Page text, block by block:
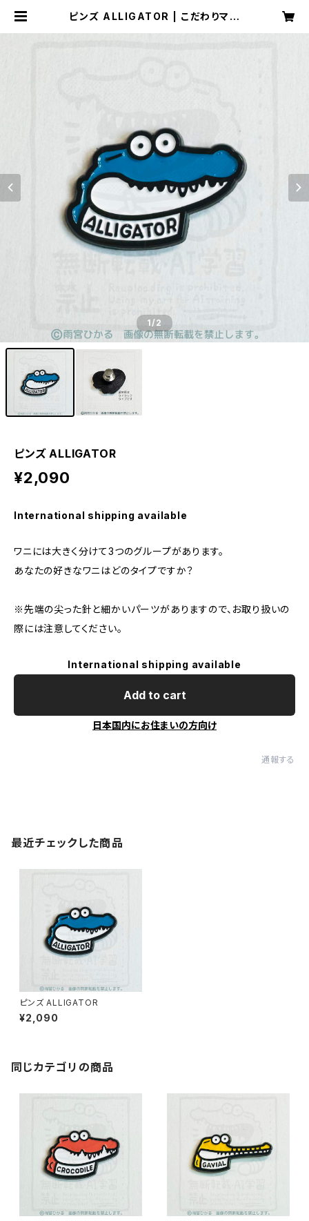
ピンズ ALLIGATOR | こだわりマル
1/2
ピンズ ALLIGATOR
¥2,090
International shipping available
ワニには大きく分けて3つのグループがあります。
あなたの好きなワニはどのタイプですか？
※先端の尖った針と細かいパーツがありますので、お取り扱いの
際には注意してください。
International shipping available
Add to cart
日本国内にお住まいの方向け
通報する
最近チェックした商品
ピンズ ALLIGATOR
¥2,090
同じカテゴリの商品